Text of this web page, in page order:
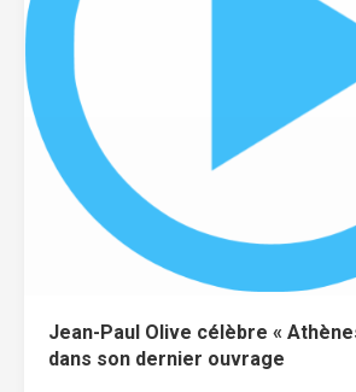
Jean-Paul Olive célèbre «
dans son dernier ouvrage